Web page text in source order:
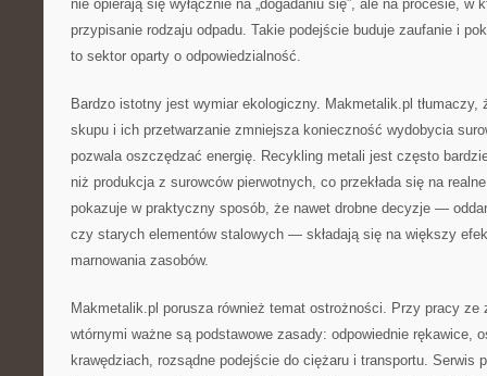
nie opierają się wyłącznie na „dogadaniu się”, ale na procesie, w
przypisanie rodzaju odpadu. Takie podejście buduje zaufanie i
to sektor oparty o odpowiedzialność.
Bardzo istotny jest wymiar ekologiczny. Makmetalik.pl tłumaczy,
skupu i ich przetwarzanie zmniejsza konieczność wydobycia
pozwala oszczędzać energię. Recykling metali jest często
niż produkcja z surowców pierwotnych, co przekłada się na
pokazuje w praktyczny sposób, że nawet drobne decyzje —
czy starych elementów stalowych — składają się na większy
marnowania zasobów.
Makmetalik.pl porusza również temat ostrożności. Przy pracy ze
wtórnymi ważne są podstawowe zasady: odpowiednie rękawice,
krawędziach, rozsądne podejście do ciężaru i transportu. Serwis